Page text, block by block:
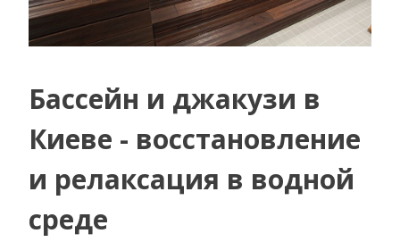
Бассейн и джакузи в
Киеве - восстановление
и релаксация в водной
среде